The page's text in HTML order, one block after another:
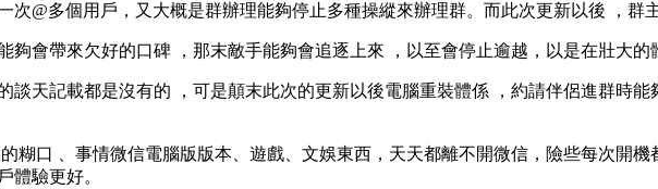
@多個用戶，又大概是群辦理能夠停止多種操縱來辦理群。而此次更新以後  ，群
帶來欠好的口碑 ，那末敵手能夠會追逐上來  ，以至會停止逾越，以是在壯大的體量
的談天記載都是沒有的 ，可是顛末此次的更新以後電腦重裝體係 ，約請伴侶進
 、事情微信電腦版版本、遊戲 、文娛東西 ，天天都離不開微信 ，險些每
更好。